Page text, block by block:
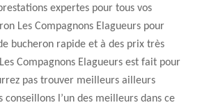
expertes pour tous vos
Les Compagnons Elagueurs pour
bucheron rapide et à des prix très
Compagnons Elagueurs est fait pour
pas trouver meilleurs ailleurs
conseillons l’un des meilleurs dans ce